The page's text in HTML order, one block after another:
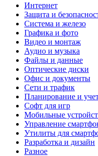
Интернет
Защита и
Система и железо
Графика и фото
Видео и монтаж
Аудио и музыка
Файлы и данные
Оптические диски
Офис и документы
Сети и трафик
Планирование и
Софт для игр
Мобильные
Управление
Утилиты для
Разработка и дизайн
Разное